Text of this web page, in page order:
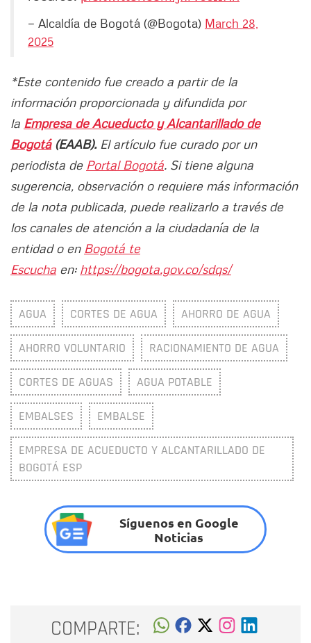
— Alcaldía de Bogotá (@Bogota) March 28,
2025
*Este contenido fue creado a partir de la
información proporcionada y difundida por
la Empresa de Acueducto y Alcantarillado de
Bogotá(EAAB). El artículo fue curado por un
periodista de Portal Bogotá. Si tiene alguna
sugerencia, observación o requiere más información
de la nota publicada, puede realizarlo a través de
los canales de atención a la ciudadanía de la
entidad o en Bogotá te
Escucha en: https://bogota.gov.co/sdqs/
AGUA CORTES DE AGUA AHORRO DE AGUA
AHORRO VOLUNTARIO RACIONAMIENTO DE AGUA
CORTES DE AGUAS AGUA POTABLE
EMBALSES EMBALSE
EMPRESA DE ACUEDUCTO Y ALCANTARILLADO DE
BOGOTÁ ESP
Síguenos en Google
Noticias
COMPARTE: